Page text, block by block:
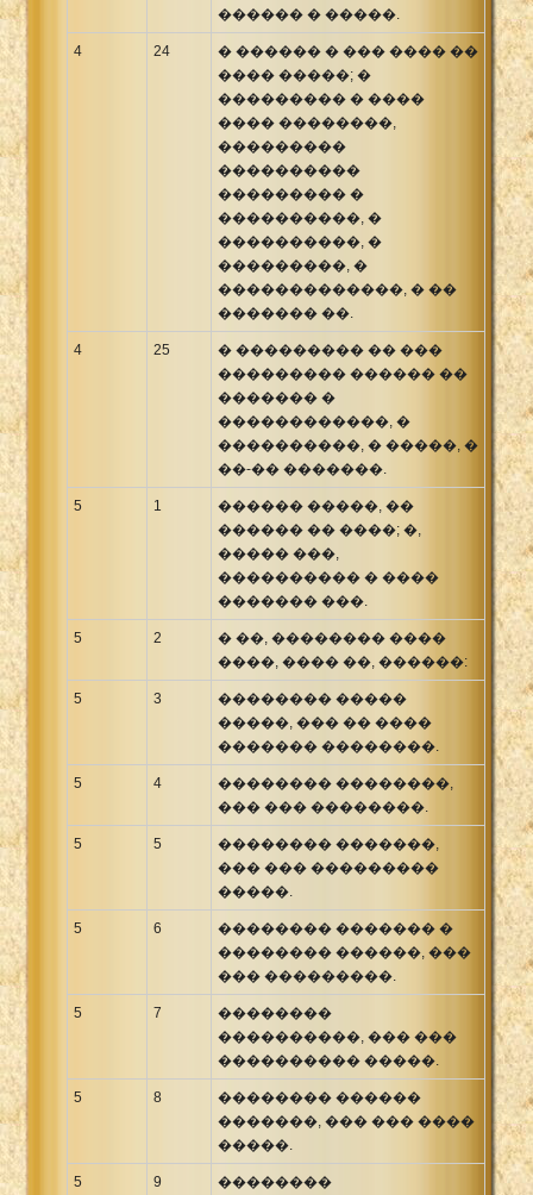
������ � �����.
4 24
� ������ � ��� ���� ��
���� �����; �
��������� � ����
���� ��������,
���������
����������
��������� �
����������, �
����������, �
���������, �
�������������, � ��
������� ��.
4 25
� ��������� �� ���
��������� ������ ��
������� �
������������, �
����������, � �����, �
��-�� �������.
5 1
������ �����, ��
������ �� ����; �,
����� ���,
���������� � ����
������� ���.
5 2
� ��, �������� ����
����, ���� ��, ������:
5 3
�������� �����
�����, ��� �� ����
������� ��������.
5 4
�������� ��������,
��� ��� ��������.
5 5
�������� �������,
��� ��� ���������
�����.
5 6
�������� ������� �
�������� ������, ���
��� ���������.
5 7
��������
����������, ��� ���
���������� �����.
5 8
�������� ������
�������, ��� ��� ����
�����.
5 9
��������